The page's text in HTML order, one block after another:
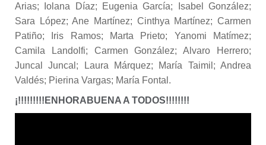
Arias; Iolana Díaz; Eugenia García; Isabel González;
Sara López; Ane Martínez; Cinthya Martínez; Carmen
Patiño; Iris Ramos; Marta Prieto; Yanomi Matímez;
Camila Landolfi; Carmen González; Alvaro Herrero;
Juncal Juncal; Laura Márquez; María Taimil; Andrea
Valdés; Pierina Vargas; María Fontal.
¡!!!!!!!!!ENHORABUENA A TODOS!!!!!!!!